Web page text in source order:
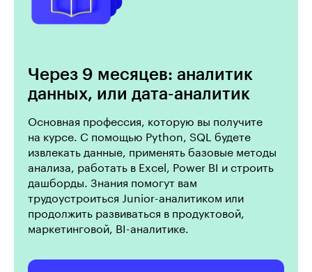
Через 9 месяцев: аналитик
данных, или дата-аналитик
Основная профессия, которую вы получите
на курсе. С помощью Python, SQL будете
извлекать данные, применять базовые методы
анализа, работать в Excel, Power BI и строить
дашборды. Знания помогут вам
трудоустроиться Junior-аналитиком или
продолжить развиваться в продуктовой,
маркетинговой, BI-аналитике.